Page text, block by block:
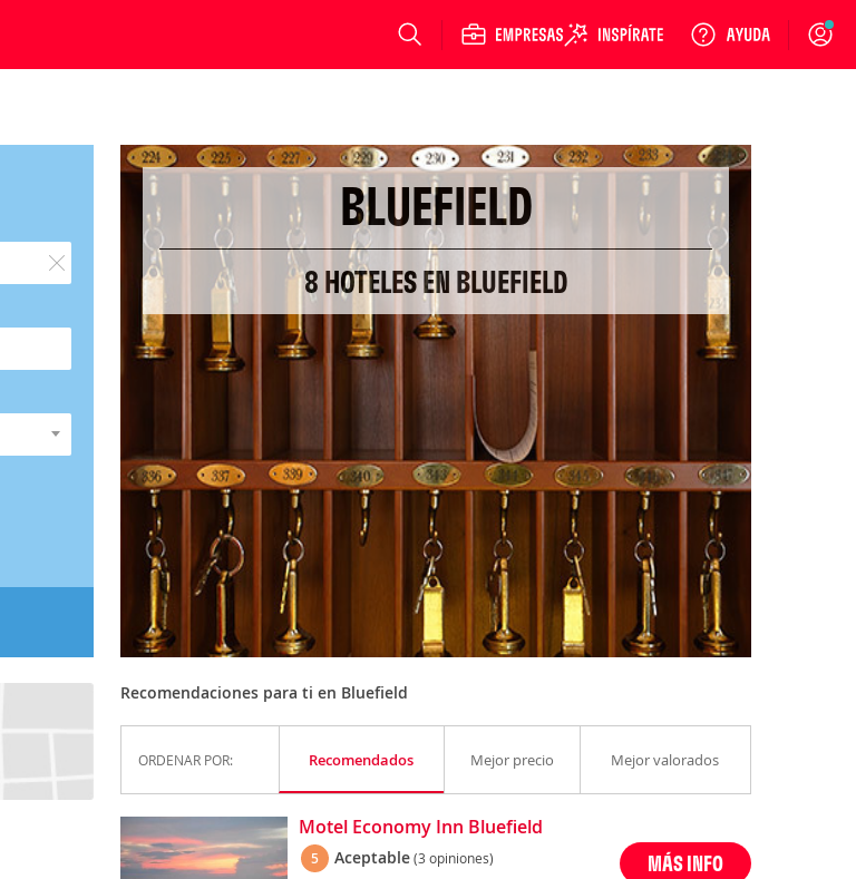
Login
BLUEFIELD
8 HOTELES EN BLUEFIELD
Recomendaciones para ti en Bluefield
ORDENAR POR: Recomendados Mejor precio Mejor valorados
Motel Economy Inn Bluefield
5 Aceptable(3 opiniones) MÁS INFO